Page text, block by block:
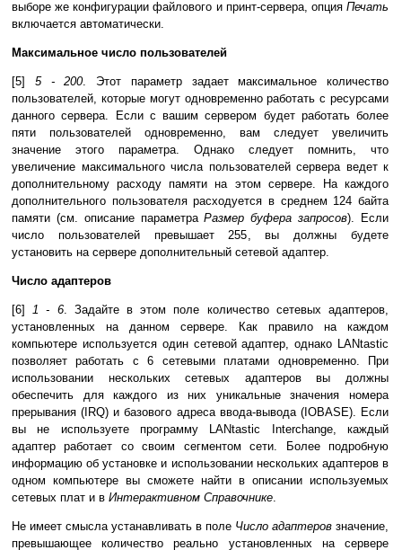
выборе же конфигурации файлового и принт-сервера, опция Печать
включается автоматически.
Максимальное число пользователей
[5] 5 - 200. Этот параметр задает максимальное количество
пользователей, которые могут одновременно работать с ресурсами
данного сервера. Если с вашим сервером будет работать более
пяти пользователей одновременно, вам следует увеличить
значение этого параметра. Однако следует помнить, что
увеличение максимального числа пользователей сервера ведет к
дополнительному расходу памяти на этом сервере. На каждого
дополнительного пользователя расходуется в среднем 124 байта
памяти (см. описание параметраРазмер буфера запросов). Если
число пользователей превышает 255, вы должны будете
установить на сервере дополнительный сетевой адаптер.
Число адаптеров
[6] 1 - 6. Задайте в этом поле количество сетевых адаптеров,
установленных на данном сервере. Как правило на каждом
компьютере используется один сетевой адаптер, однако LANtastic
позволяет работать с 6 сетевыми платами одновременно. При
использовании нескольких сетевых адаптеров вы должны
обеспечить для каждого из них уникальные значения номера
прерывания (IRQ) и базового адреса ввода-вывода (IOBASE). Если
вы не используете программу LANtastic Interchange, каждый
адаптер работает со своим сегментом сети. Более подробную
информацию об установке и использовании нескольких адаптеров в
одном компьютере вы сможете найти в описании используемых
сетевых плат и в Интерактивном Справочнике
Не имеет смысла устанавливать в поле Число адаптеров значение,
превышающее количество реально установленных на сервере